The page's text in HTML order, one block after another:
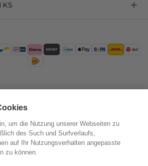
um die Nutzung unserer Webseiten zu
des Such und Surfverlaufs,
auf Ihr Nutzungsverhalten angepasste
zu können.